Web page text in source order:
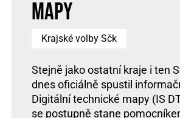
mapy
Krajské volby Sčk
Stejně jako ostatní kraje i ten
dnes oficiálně spustil
Digitální technické mapy (IS
se postupně stane